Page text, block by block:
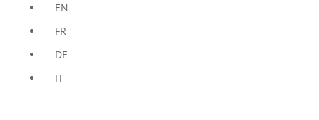
EN
FR
DE
IT